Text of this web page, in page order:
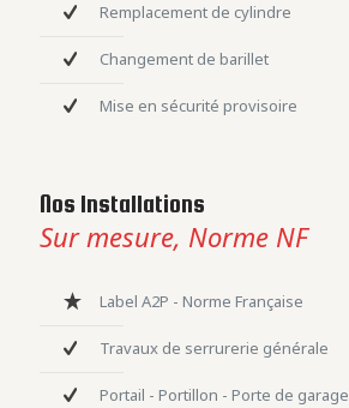
Remplacement de cylindre
Changement de barillet
Mise en sécurité provisoire
Nos Installations
Sur mesure, Norme NF
Label A2P - Norme Française
Travaux de serrurerie générale
Portail - Portillon - Porte de garage